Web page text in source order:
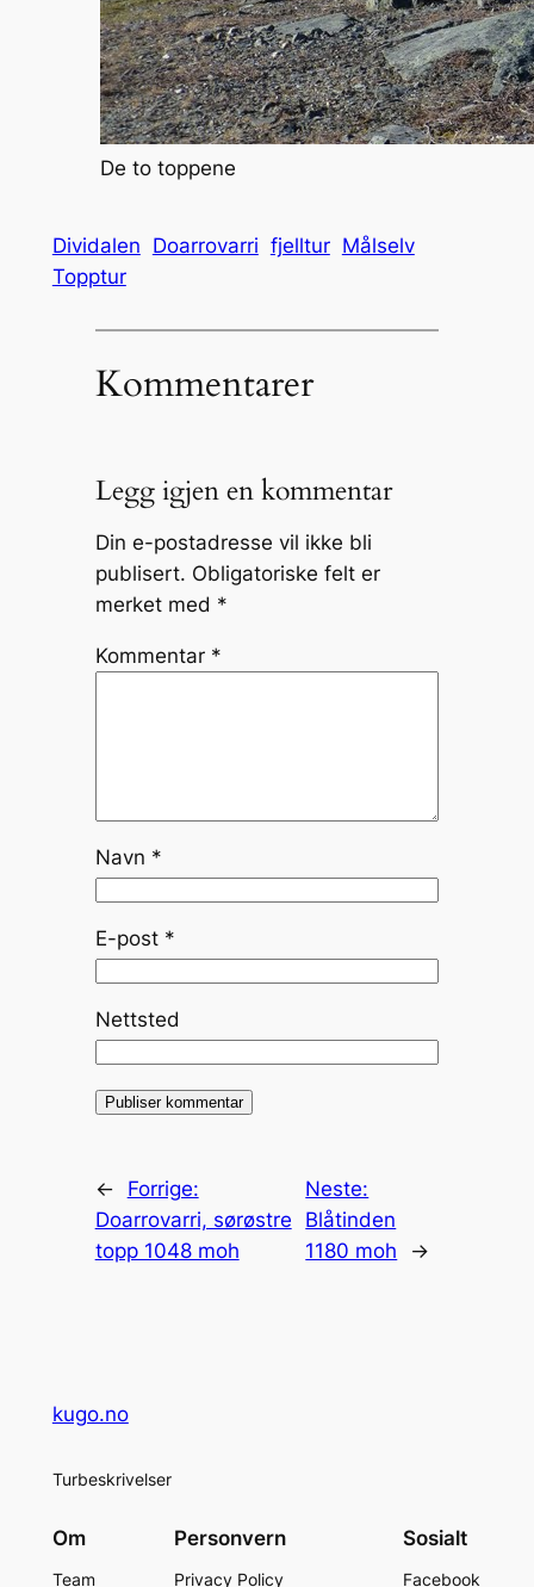
De to toppene
Dividalen Doarrovarri fjelltur Målselv
Topptur
Kommentarer
Legg igjen en kommentar
Din e-postadresse vil ikke bli
publisert. Obligatoriske felt er
merket med *
Kommentar *
Navn *
E-post *
Nettsted
←
Forrige:
Doarrovarri, sørøstre
topp 1048 moh
Neste:
Blåtinden
1180 moh
→
kugo.no
Turbeskrivelser
Om
Team
Personvern
Privacy Policy
Sosialt
Facebook